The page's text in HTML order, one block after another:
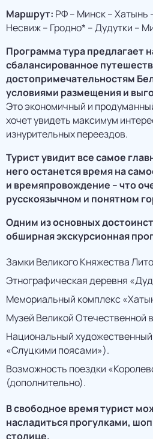
Маршрут: РФ – Минск – Хатынь
Несвиж – Гродно* – Дудутки –
Программа тура предлагает
сбалансированное
достопримечательностям
условиями размещения и
Это экономичный и
хочет увидеть максимум
изнурительных переездов.
Турист увидит все самое
него останется время на
и времяпровождение – что
русскоязычном и понятном
Одним из основных
обширная экскурсионная
Замки Великого Княжества
Этнографическая деревня
Мемориальный комплекс
Музей Великой Отечественной
Национальный
«Слуцкими поясами»).
Возможность поездки
(дополнительно).
В свободное время турист
насладиться прогулками,
столице.